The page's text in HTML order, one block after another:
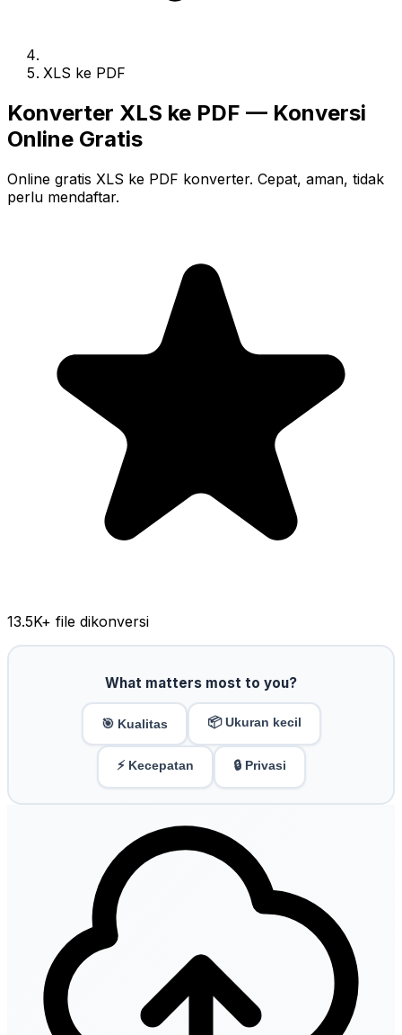
XLS ke PDF
Konverter XLS ke PDF — Konversi
Online Gratis
Online gratis XLS ke PDF konverter. Cepat, aman, tidak
perlu mendaftar.
13.5K+ file dikonversi
What matters most to you?
🎯 Kualitas 📦 Ukuran kecil
⚡ Kecepatan 🔒 Privasi